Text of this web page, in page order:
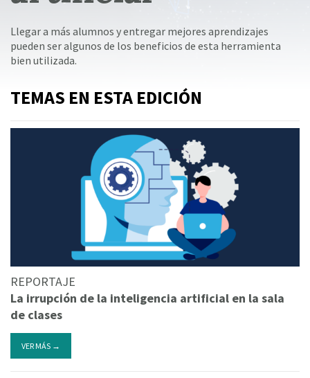
Llegar a más alumnos y entregar mejores aprendizajes
pueden ser algunos de los beneficios de esta herramienta
bien utilizada.
TEMAS EN ESTA EDICIÓN
REPORTAJE
La irrupción de la inteligencia artificial en la sala
de clases
VER MÁS →